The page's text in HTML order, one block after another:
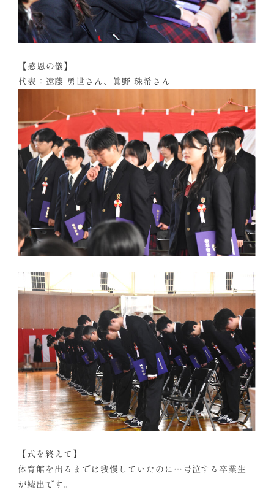
【感恩の儀】
代表：遠藤 勇世さん、眞野 珠希さん
【式を終えて】
体育館を出るまでは我慢していたのに…号泣する卒業生
が続出です。